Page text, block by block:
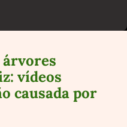
árvores
vídeos
causada por